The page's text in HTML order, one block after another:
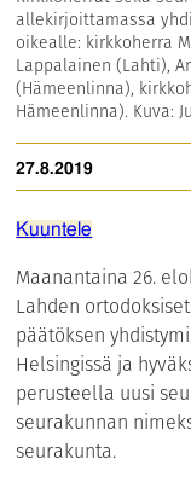
allekirjoittamassa
oikealle: kirkkoherra
Lappalainen (Lahti),
(Hämeenlinna),
Hämeenlinna). Kuva:
27.8.2019
Kuuntele
Maanantaina 26.
Lahden
päätöksen
Helsingissä ja
perusteella uusi
seurakunnan
seurakunta.